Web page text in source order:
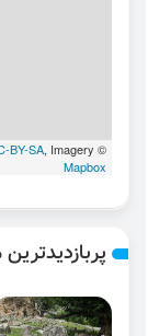
BY-SA, Imagery ©
Mapbox